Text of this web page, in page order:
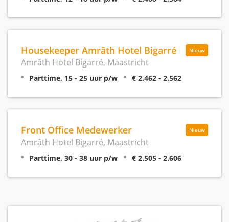
Nieuw
Housekeeper Amrâth Hotel Bigarré
Amrâth Hotel Bigarré, Maastricht
Parttime, 15 - 25 uur p/w € 2.462 - 2.562
Nieuw
Front Office Medewerker
Amrâth Hotel Bigarré, Maastricht
Parttime, 30 - 38 uur p/w € 2.505 - 2.606